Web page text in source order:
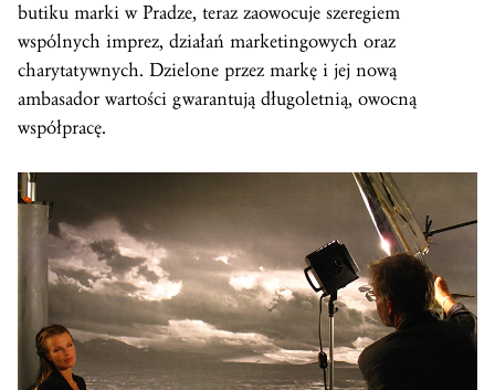
butiku marki w Pradze, teraz zaowocuje szeregiem
wspólnych imprez, działań marketingowych oraz
charytatywnych. Dzielone przez markę i jej nową
ambasador wartości gwarantują długoletnią, owocną
współpracę.